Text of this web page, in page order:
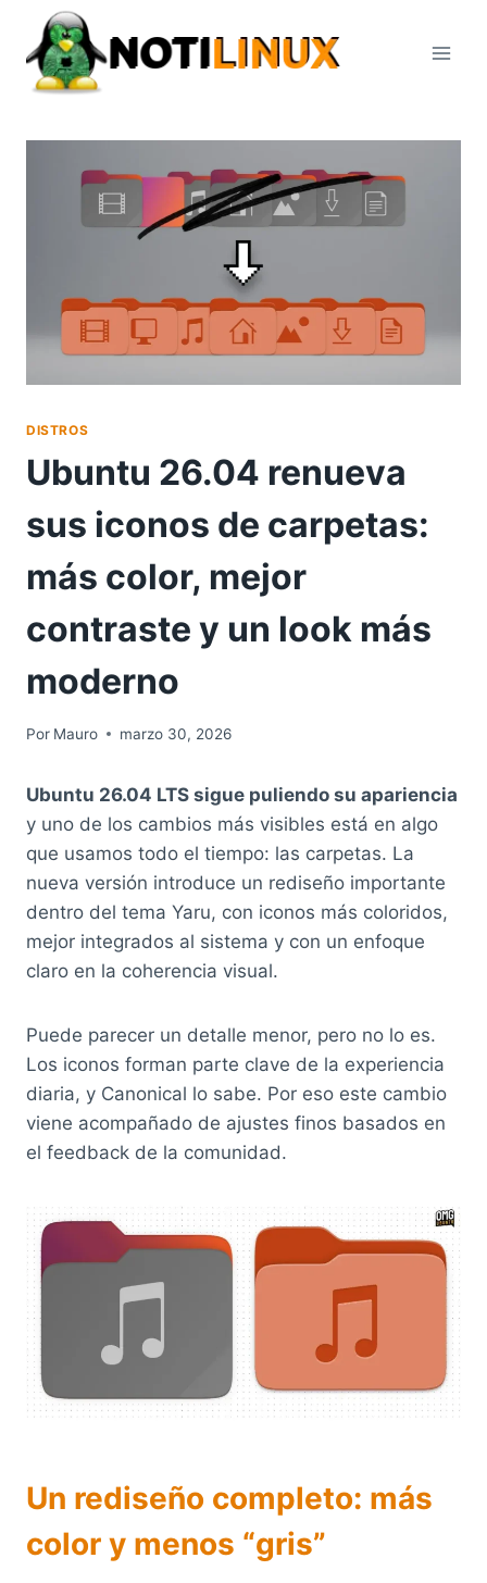
Saltar
contenido
DISTROS
Ubuntu 26.04 renueva
sus iconos de carpetas:
más color, mejor
contraste y un look más
moderno
Por Mauro marzo 30, 2026
Ubuntu 26.04 LTS sigue puliendo su apariencia
y uno de los cambios más visibles está en algo
que usamos todo el tiempo: las carpetas. La
nueva versión introduce un rediseño importante
dentro del tema Yaru, con iconos más coloridos,
mejor integrados al sistema y con un enfoque
claro en la coherencia visual.
Puede parecer un detalle menor, pero no lo es.
Los iconos forman parte clave de la experiencia
diaria, y Canonical lo sabe. Por eso este cambio
viene acompañado de ajustes finos basados en
el feedback de la comunidad.
Un rediseño completo: más
color y menos “gris”